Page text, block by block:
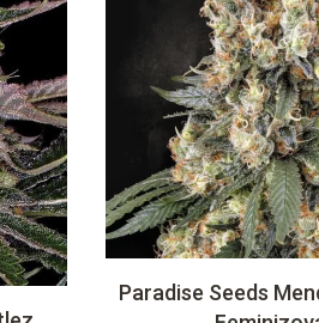
Paradise Seeds